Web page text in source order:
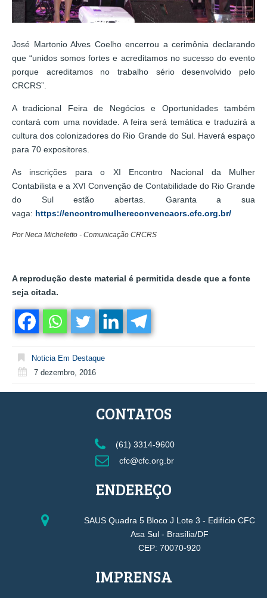
José Martonio Alves Coelho encerrou a cerimônia declarando
que “unidos somos fortes e acreditamos no sucesso do evento
porque acreditamos no trabalho sério desenvolvido pelo
CRCRS”.
A tradicional Feira de Negócios e Oportunidades também
contará com uma novidade. A feira será temática e traduzirá a
cultura dos colonizadores do Rio Grande do Sul. Haverá espaço
para 70 expositores.
As inscrições para o XI Encontro Nacional da Mulher
Contabilista e a XVI Convenção de Contabilidade do Rio Grande
do Sul estão abertas. Garanta a sua
vaga: https://encontromulhereconvencaors.cfc.org.br/
Por Neca Micheletto - Comunicação CRCRS
A reprodução deste material é permitida desde que a fonte
seja citada.
Noticia Em Destaque
7 dezembro, 2016
CONTATOS
(61) 3314-9600
cfc@cfc.org.br
ENDEREÇO
SAUS Quadra 5 Bloco J Lote 3 - Edifício CFC
Asa Sul - Brasília/DF
CEP: 70070-920
IMPRENSA